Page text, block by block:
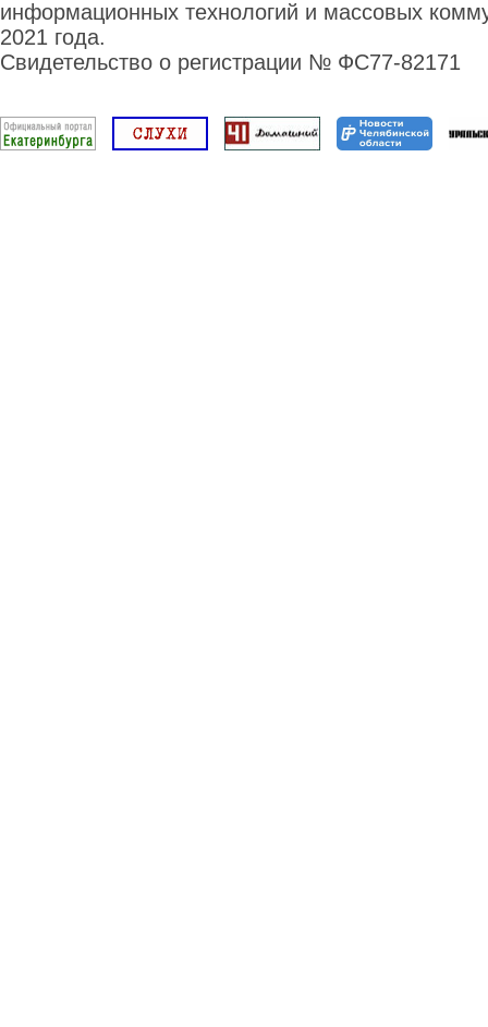
информационных технологий и массовых
2021 года.
Свидетельство о регистрации № ФС77-82171